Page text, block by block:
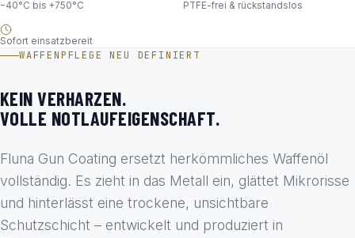
−40°C bis +750°C PTFE-frei & rückstandslos
Sofort einsatzbereit
WAFFENPFLEGE NEU DEFINIERT
KEIN VERHARZEN.
VOLLE NOTLAUFEIGENSCHAFT.
Fluna Gun Coating ersetzt herkömmliches Waffenöl
vollständig. Es zieht in das Metall ein, glättet Mikrorisse
und hinterlässt eine trockene, unsichtbare
Schutzschicht – entwickelt und produziert in